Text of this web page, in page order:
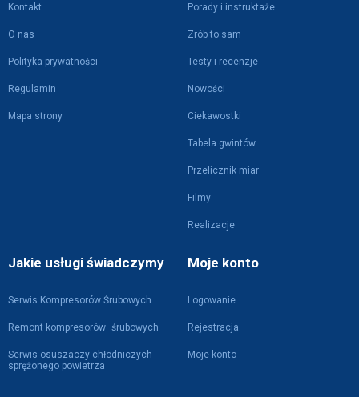
Kontakt
O nas
Polityka prywatności
Regulamin
Mapa strony
Porady i instruktaże
Zrób to sam
Testy i recenzje
Nowości
Ciekawostki
Tabela gwintów
Przelicznik miar
Filmy
Realizacje
Jakie usługi świadczymy
Serwis Kompresorów Śrubowych
Remont kompresorów śrubowych
Serwis osuszaczy chłodniczych
sprężonego powietrza
Moje konto
Logowanie
Rejestracja
Moje konto